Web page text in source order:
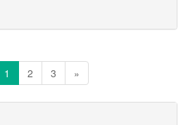
1 2 3 »